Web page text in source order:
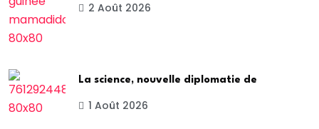
2 Août 2026
La science, nouvelle diplomatie de
1 Août 2026